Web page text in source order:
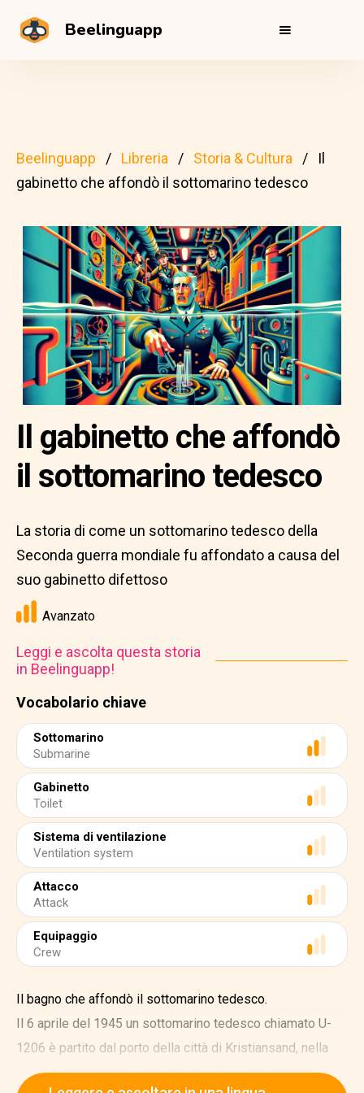
Beelinguapp
Beelinguapp Libreria Storia & Cultura
Il
gabinetto che affondò il sottomarino tedesco
Vocabolario chiave
Sottomarino
Submarine
Gabinetto
Toilet
Sistema di ventilazione
Ventilation system
Attacco
Attack
Equipaggio
Crew
Il gabinetto che affondò
il sottomarino tedesco
La storia di come un sottomarino tedesco della
Seconda guerra mondiale fu affondato a causa del
suo gabinetto difettoso
Avanzato
Leggi e ascolta questa storia
in Beelinguapp!
Il bagno che affondò il sottomarino tedesco.
Il 6 aprile del 1945 un sottomarino tedesco chiamato U-
1206 è partito dal porto della città di Kristiansand, nella
Norvegia occupata dai nazisti, ed ha iniziato la sua prima